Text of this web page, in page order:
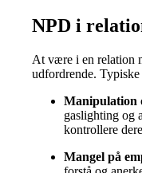
NPD i
At være i en relation
udfordrende.
Manipulation
gaslighting og
kontrollere
Mangel på